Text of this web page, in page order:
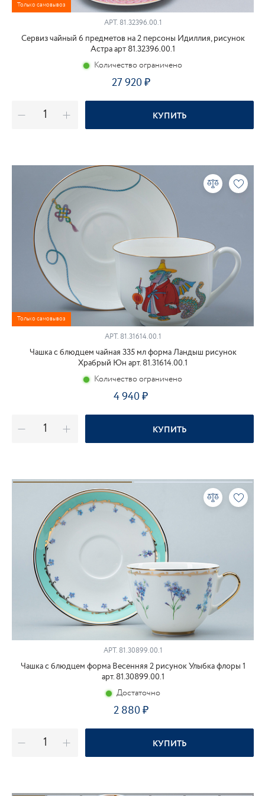
Только самовывоз
АРТ.81.32396.00.1
Сервиз чайный 6 предметов на 2 персоны Идиллия, рисунок
Астра арт 81.32396.00.1
Количество ограничено
27 920
КУПИТЬ
Только самовывоз
АРТ.81.31614.00.1
Чашка с блюдцем чайная 335 мл форма Ландыш рисунок
Храбрый Юн арт. 81.31614.00.1
Количество ограничено
4 940
КУПИТЬ
АРТ.81.30899.00.1
Чашка с блюдцем форма Весенняя 2 рисунок Улыбка флоры 1
арт. 81.30899.00.1
Достаточно
2 880
КУПИТЬ